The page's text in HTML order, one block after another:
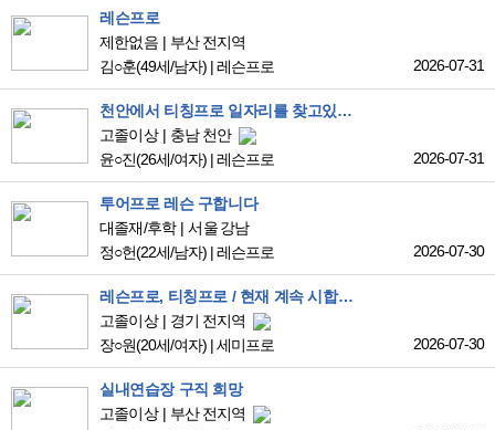
레슨프로
제한없음
부산 전지역
김○훈(49세/남자) |레슨프로 2026-07-31
천안에서 티칭프로 일자리를 찾고있습니다
고졸이상
충남 천안
윤○진(26세/여자) |레슨프로 2026-07-31
투어프로 레슨 구합니다
대졸재/후학
서울 강남
정○헌(22세/남자) |레슨프로 2026-07-30
레슨프로, 티칭프로 / 현재 계속 시합을 뛰고있는 실력이 녹슬지 않는 선수입니다.
고졸이상
경기 전지역
장○원(20세/여자) |세미프로 2026-07-30
실내연습장 구직 희망
고졸이상
부산 전지역